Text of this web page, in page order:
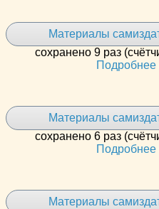
Материалы
сохранено 9 раз
Подробнее
Материалы
сохранено 6 раз
Подробнее
Материалы